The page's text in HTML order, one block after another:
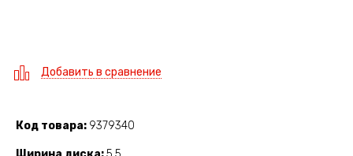
Добавить в сравнение
Код товара 9379340